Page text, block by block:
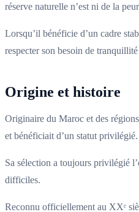
réserve naturelle n’est ni de la
Lorsqu’il bénéficie d’un cadre
respecter son besoin de
Origine et histoire
Originaire du Maroc et des
et bénéficiait d’un statut privilégié.
Sa sélection a toujours privilégié
difficiles.
Reconnu officiellement au XXᵉ